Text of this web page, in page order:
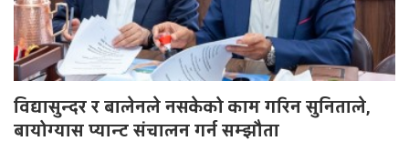
विद्यासुन्दर र बालेनले नसकेको काम गरिन सुनिताले,
बायोग्यास प्यान्ट संचालन गर्न सम्झौता